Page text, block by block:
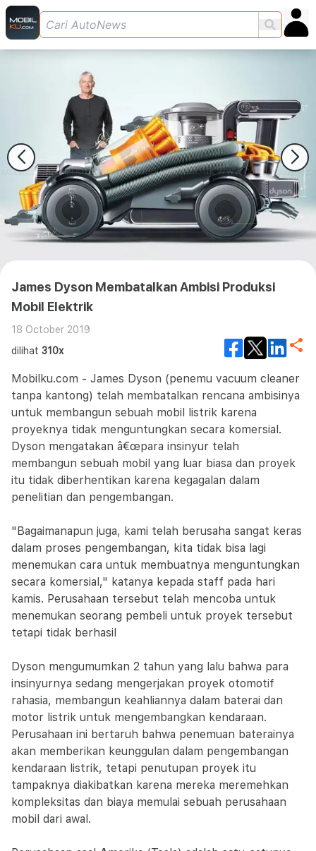
James Dyson Membatalkan Ambisi Produksi
Mobil Elektrik
18 October 2019
dilihat 310x
Mobilku.com - James Dyson (penemu vacuum cleaner
tanpa kantong) telah membatalkan rencana ambisinya
untuk membangun sebuah mobil listrik karena
proyeknya tidak menguntungkan secara komersial.
Dyson mengatakan â€œpara insinyur telah
membangun sebuah mobil yang luar biasa dan proyek
itu tidak diberhentikan karena kegagalan dalam
penelitian dan pengembangan.
"Bagaimanapun juga, kami telah berusaha sangat keras
dalam proses pengembangan, kita tidak bisa lagi
menemukan cara untuk membuatnya menguntungkan
secara komersial," katanya kepada staff pada hari
kamis. Perusahaan tersebut telah mencoba untuk
menemukan seorang pembeli untuk proyek tersebut
tetapi tidak berhasil
Dyson mengumumkan 2 tahun yang lalu bahwa para
insinyurnya sedang mengerjakan proyek otomotif
rahasia, membangun keahliannya dalam baterai dan
motor listrik untuk mengembangkan kendaraan.
Perusahaan ini bertaruh bahwa penemuan baterainya
akan memberikan keunggulan dalam pengembangan
kendaraan listrik, tetapi penutupan proyek itu
tampaknya diakibatkan karena mereka meremehkan
kompleksitas dan biaya memulai sebuah perusahaan
mobil dari awal.